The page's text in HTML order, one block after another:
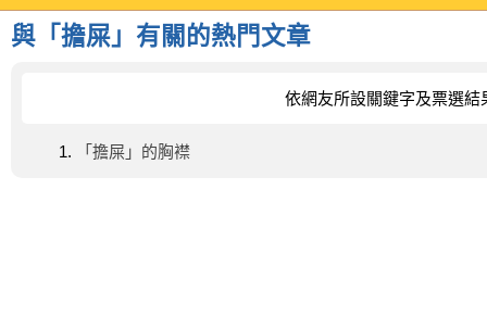
與「擔屎」有關的熱門文章
依網友所設關鍵字及票選結
「擔屎」的胸襟